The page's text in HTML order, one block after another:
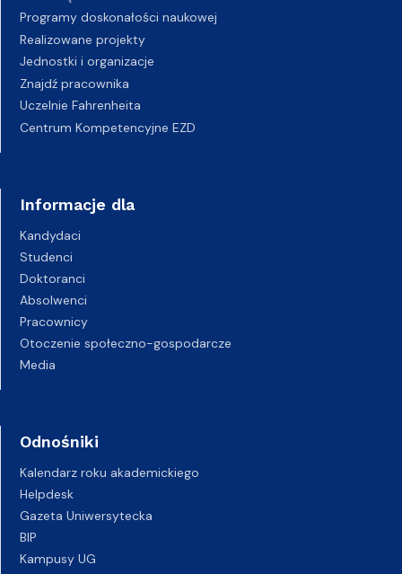
Programy doskonałości naukowej
Realizowane projekty
Jednostki i organizacje
Znajdź pracownika
Uczelnie Fahrenheita
Centrum Kompetencyjne EZD
Informacje dla
Kandydaci
Studenci
Doktoranci
Absolwenci
Pracownicy
Otoczenie społeczno-gospodarcze
Media
Odnośniki
Kalendarz roku akademickiego
Helpdesk
Gazeta Uniwersytecka
BIP
Kampusy UG